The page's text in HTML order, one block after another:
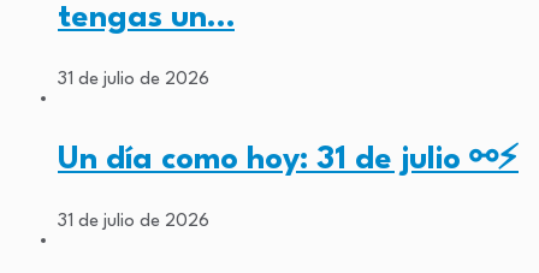
tengas un…
31 de julio de 2026
Un día como hoy: 31 de julio ⚯⚡
31 de julio de 2026